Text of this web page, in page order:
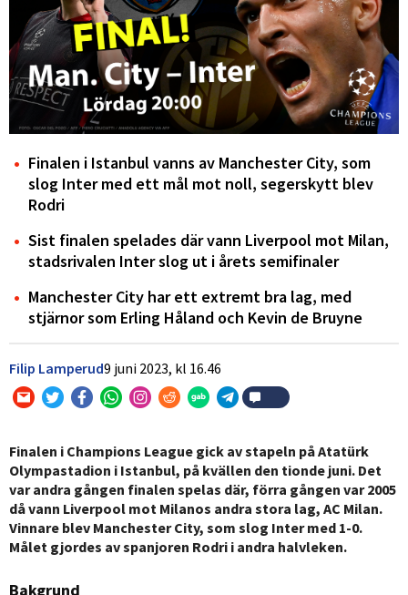
Finalen i Istanbul vanns av Manchester City, som
slog Inter med ett mål mot noll, segerskytt blev
Rodri
Sist finalen spelades där vann Liverpool mot Milan,
stadsrivalen Inter slog ut i årets semifinaler
Manchester City har ett extremt bra lag, med
stjärnor som Erling Håland och Kevin de Bruyne
Filip Lamperud9 juni 2023, kl 16.46
Finalen i Champions League gick av stapeln på Atatürk
Olympastadion i Istanbul, på kvällen den tionde juni. Det
var andra gången finalen spelas där, förra gången var 2005
då vann Liverpool mot Milanos andra stora lag, AC Milan.
Vinnare blev Manchester City, som slog Inter med 1-0.
Målet gjordes av spanjoren Rodri i andra halvleken.
Bakgrund